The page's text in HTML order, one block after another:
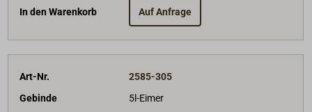
In den Warenkorb Auf Anfrage
Art-Nr.
2585-305
Gebinde
5l-Eimer